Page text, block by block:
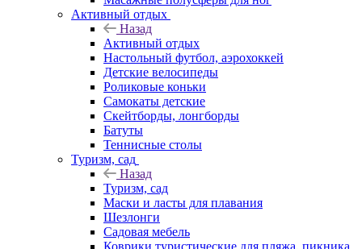
Активный отдых
Назад
Активный отдых
Настольный футбол, аэрохоккей
Детские велосипеды
Роликовые коньки
Самокаты детские
Скейтборды, лонгборды
Батуты
Теннисные столы
Туризм, сад
Назад
Туризм, сад
Маски и ласты для плавания
Шезлонги
Садовая мебель
Коврики туристические для пляжа, пикника